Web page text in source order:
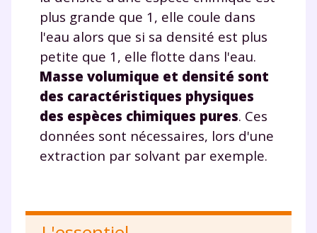
plus grande que 1, elle coule dans
l'eau alors que si sa densité est plus
petite que 1, elle flotte dans l'eau.
Masse volumique et densité sont
des caractéristiques physiques
des espèces chimiques pures. Ces
données sont nécessaires, lors d'une
extraction par solvant par exemple.
pendant 24h notre
plateforme de soutien
scolaire !
Fiches de cours et vidéos,exercices
corrigés,podcasts de révisions
espace dédié aux parents
pour
suivre les progrès
Des profs expérimentés disponibles